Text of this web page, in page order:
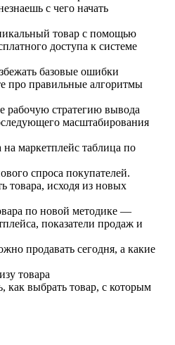
с чего начать
товар с помощью
доступа к системе
базовые ошибки
про правильные алгоритмы
рабочую стратегию вывода
масштабирования
маркетплейс таблица по
спроса покупателей.
товара, исходя из новых
по новой методике —
показатели продаж и
продавать сегодня, а какие
товара
выбрать товар, с которым